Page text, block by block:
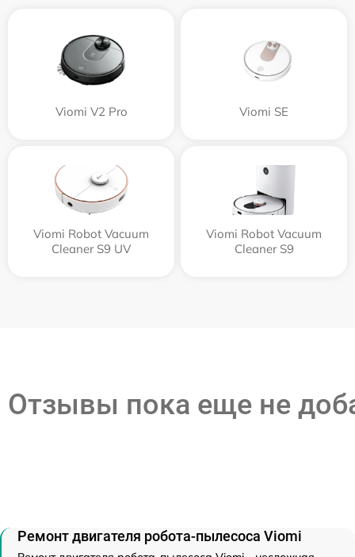
Viomi V2 Pro Viomi SE
Viomi Robot Vacuum
Cleaner S9 UV
Viomi Robot Vacuum
Cleaner S9
Отзывы пока еще не
Ремонт двигателя робота-пылесоса Viomi